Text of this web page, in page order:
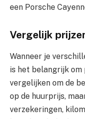
een Porsche
Vergelijk
Wanneer je
is het belangrijk om
vergelijken om de
op de huurprijs,
verzekeringen,